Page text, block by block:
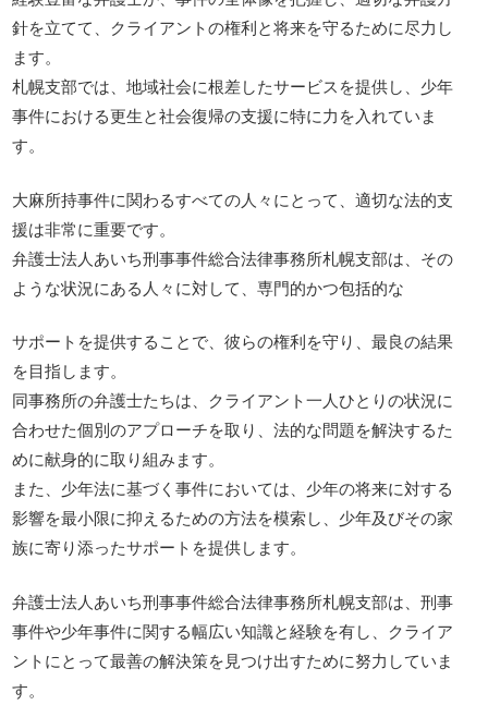
針を立てて、クライアントの権利と将来を守るために尽力し
ます。
札幌支部では、地域社会に根差したサービスを提供し、少年
事件における更生と社会復帰の支援に特に力を入れていま
す。
大麻所持事件に関わるすべての人々にとって、適切な法的支
援は非常に重要です。
弁護士法人あいち刑事事件総合法律事務所札幌支部は、その
ような状況にある人々に対して、専門的かつ包括的な
サポートを提供することで、彼らの権利を守り、最良の結果
を目指します。
同事務所の弁護士たちは、クライアント一人ひとりの状況に
合わせた個別のアプローチを取り、法的な問題を解決するた
めに献身的に取り組みます。
また、少年法に基づく事件においては、少年の将来に対する
影響を最小限に抑えるための方法を模索し、少年及びその家
族に寄り添ったサポートを提供します。
弁護士法人あいち刑事事件総合法律事務所札幌支部は、刑事
事件や少年事件に関する幅広い知識と経験を有し、クライア
ントにとって最善の解決策を見つけ出すために努力していま
す。